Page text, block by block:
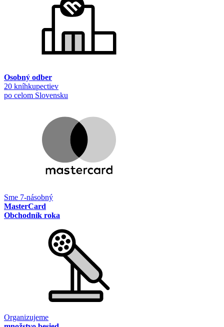
Osobný odber
20 kníhkupectiev
po celom Slovensku
Sme 7-násobný
MasterCard
Obchodník roka
Organizujeme